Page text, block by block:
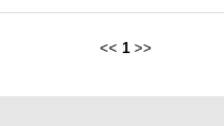
<< 1 >>